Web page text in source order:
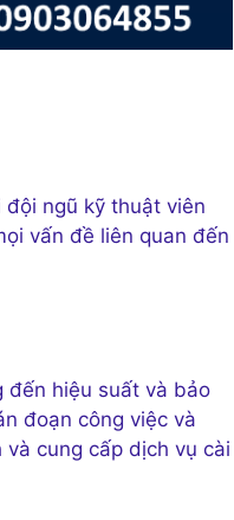
ngũ kỹ thuật viên
vấn đề liên quan đến
đến hiệu suất và bảo
đoạn công việc và
cung cấp dịch vụ cài